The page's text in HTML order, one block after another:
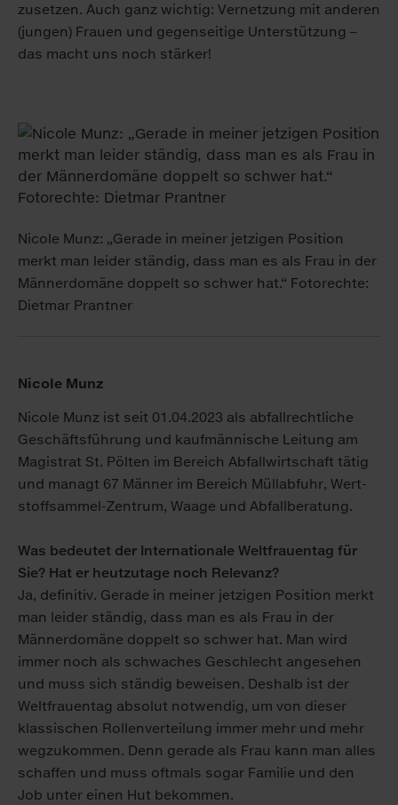
zusetzen. Auch ganz wichtig: Ver­netzung mit anderen
(jungen) Frauen und gegen­seitige Unter­stützung –
das macht uns noch stärker!
Nicole Munz: „Gerade in meiner jetzigen Position
merkt man leider ständig, dass man es als Frau in der
Männerdomäne doppelt so schwer hat.“ Fotorechte:
Dietmar Prantner
Nicole Munz
Nicole Munz ist seit 01.04.2023 als abfall­rechtliche
Geschäfts­führung und kauf­männische Leitung am
Magistrat St. Pölten im Bereich Ab­fall­wirtschaft tätig
und managt 67 Männer im Bereich Müll­abfuhr, Wert­
stoff­sammel-Zentrum, Waage und Ab­fall­beratung.
Was bedeutet der Internationale Welt­frauen­tag für
Sie? Hat er heut­zu­tage noch Relevanz?
Ja, definitiv. Gerade in meiner jetzigen Position merkt
man leider ständig, dass man es als Frau in der
Männer­domäne doppelt so schwer hat. Man wird
immer noch als schwaches Ge­schlecht an­ge­sehen
und muss sich ständig be­weisen. Des­halb ist der
Welt­frauentag absolut notwendig, um von dieser
klassischen Rollen­verteilung immer mehr und mehr
weg­zu­kommen. Denn gerade als Frau kann man alles
schaffen und muss oftmals sogar Familie und den
Job unter einen Hut be­kommen.